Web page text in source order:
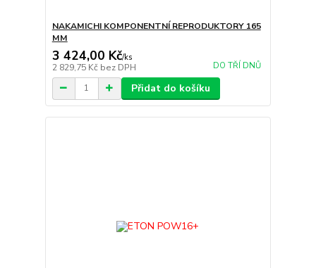
NAKAMICHI KOMPONENTNÍ REPRODUKTORY 165
MM
3 424,00 Kč/ks
2 829,75 Kč bez DPH DO TŘÍ DNŮ
Přidat do košíku